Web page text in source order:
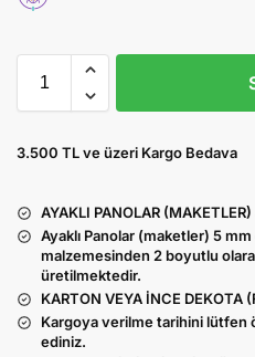
3.500 TL ve üzeri Kargo Bedava
AYAKLI PANOLAR
Ayaklı Panolar (maketler) 5
malzemesinden 2 boyutlu
üretilmektedir.
KARTON VEYA İNCE DEKOTA
Kargoya verilme tarihini lütfen
ediniz.